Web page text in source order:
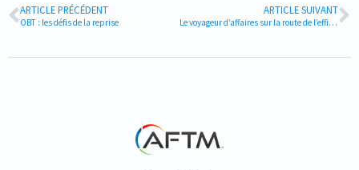
ARTICLE PRÉCÉDENT
OBT : les défis de la reprise
ARTICLE SUIVANT
Le voyageur d’affaires sur la route de l’efficience